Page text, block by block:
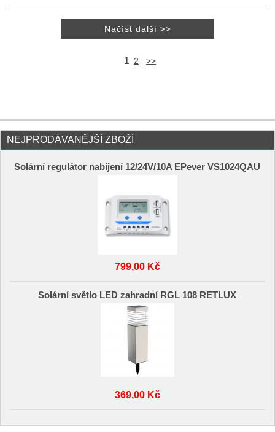
1 2 >>
NEJPRODÁVANĚJŠÍ ZBOŽÍ
Solární regulátor nabíjení 12/24V/10A EPever VS1024QAU
799,00 Kč
Solární světlo LED zahradní RGL 108 RETLUX
369,00 Kč